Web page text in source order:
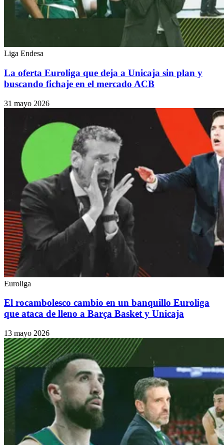
Liga Endesa
La oferta Euroliga que deja a Unicaja sin plan y
buscando fichaje en el mercado ACB
31 mayo 2026
Euroliga
El rocambolesco cambio en un banquillo Euroliga
que ataca de lleno a Barça Basket y Unicaja
13 mayo 2026